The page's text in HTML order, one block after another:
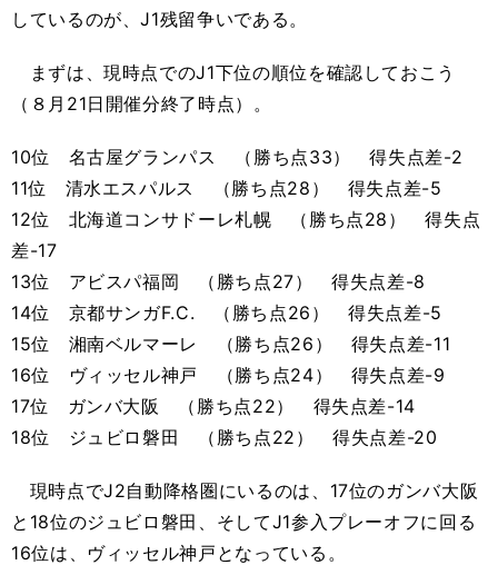
しているのが、J1残留争いである。
まずは、現時点でのJ1下位の順位を確認しておこう
（８月21日開催分終了時点）。
10位 名古屋グランパス （勝ち点33） 得失点差-2
11位 清水エスパルス （勝ち点28） 得失点差-5
12位 北海道コンサドーレ札幌 （勝ち点28） 得失点
差-17
13位 アビスパ福岡 （勝ち点27） 得失点差-8
14位 京都サンガF.C. （勝ち点26） 得失点差-5
15位 湘南ベルマーレ （勝ち点26） 得失点差-11
16位 ヴィッセル神戸 （勝ち点24） 得失点差-9
17位 ガンバ大阪 （勝ち点22） 得失点差-14
18位 ジュビロ磐田 （勝ち点22） 得失点差-20
現時点でJ2自動降格圏にいるのは、17位のガンバ大阪
と18位のジュビロ磐田、そしてJ1参入プレーオフに回る
16位は、ヴィッセル神戸となっている。